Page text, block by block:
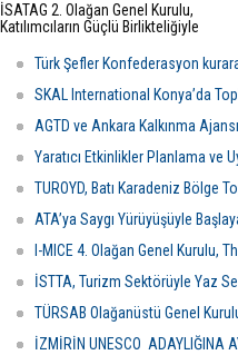
İSATAG 2. Olağan Genel Kurulu,
Katılımcıların Güçlü Birlikteliğiyle
Türk Şefler Konfederasyon
SKAL International Konya’da
AGTD ve Ankara Kalkınma
Yaratıcı Etkinlikler Planlama ve
TUROYD, Batı Karadeniz Bölge
ATA’ya Saygı Yürüyüşüyle
I-MICE 4. Olağan Genel Kurulu,
İSTTA, Turizm Sektörüyle Yaz
TÜRSAB Olağanüstü Genel
İZMİRİN UNESCO ADAYLIĞINA